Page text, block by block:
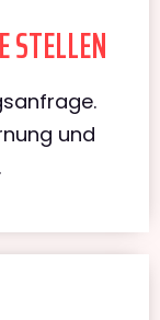
STELLEN
und